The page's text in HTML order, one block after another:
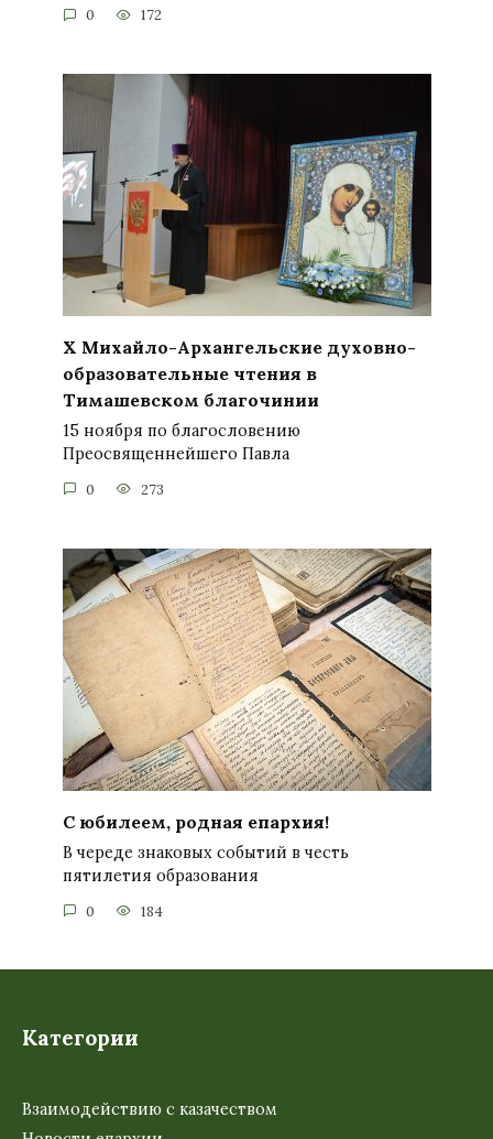
0 172
X Михайло-Архангельские духовно-
образовательные чтения в
Тимашевском благочинии
15 ноября по благословению
Преосвященнейшего Павла
0 273
С юбилеем, родная епархия!
В череде знаковых событий в честь
пятилетия образования
0 184
Категории
Взаимодействию с казачеством